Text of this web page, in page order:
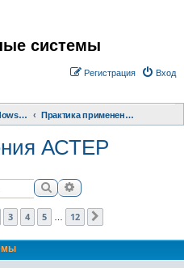
системы
Вход
Регистрация
АСТЕР для Windows 2000/XP/ 7/ 8/ 10 Практика применения АСТЕР
АСТЕР
ПоискРасширенный поиск
1 из
3 4 5 12